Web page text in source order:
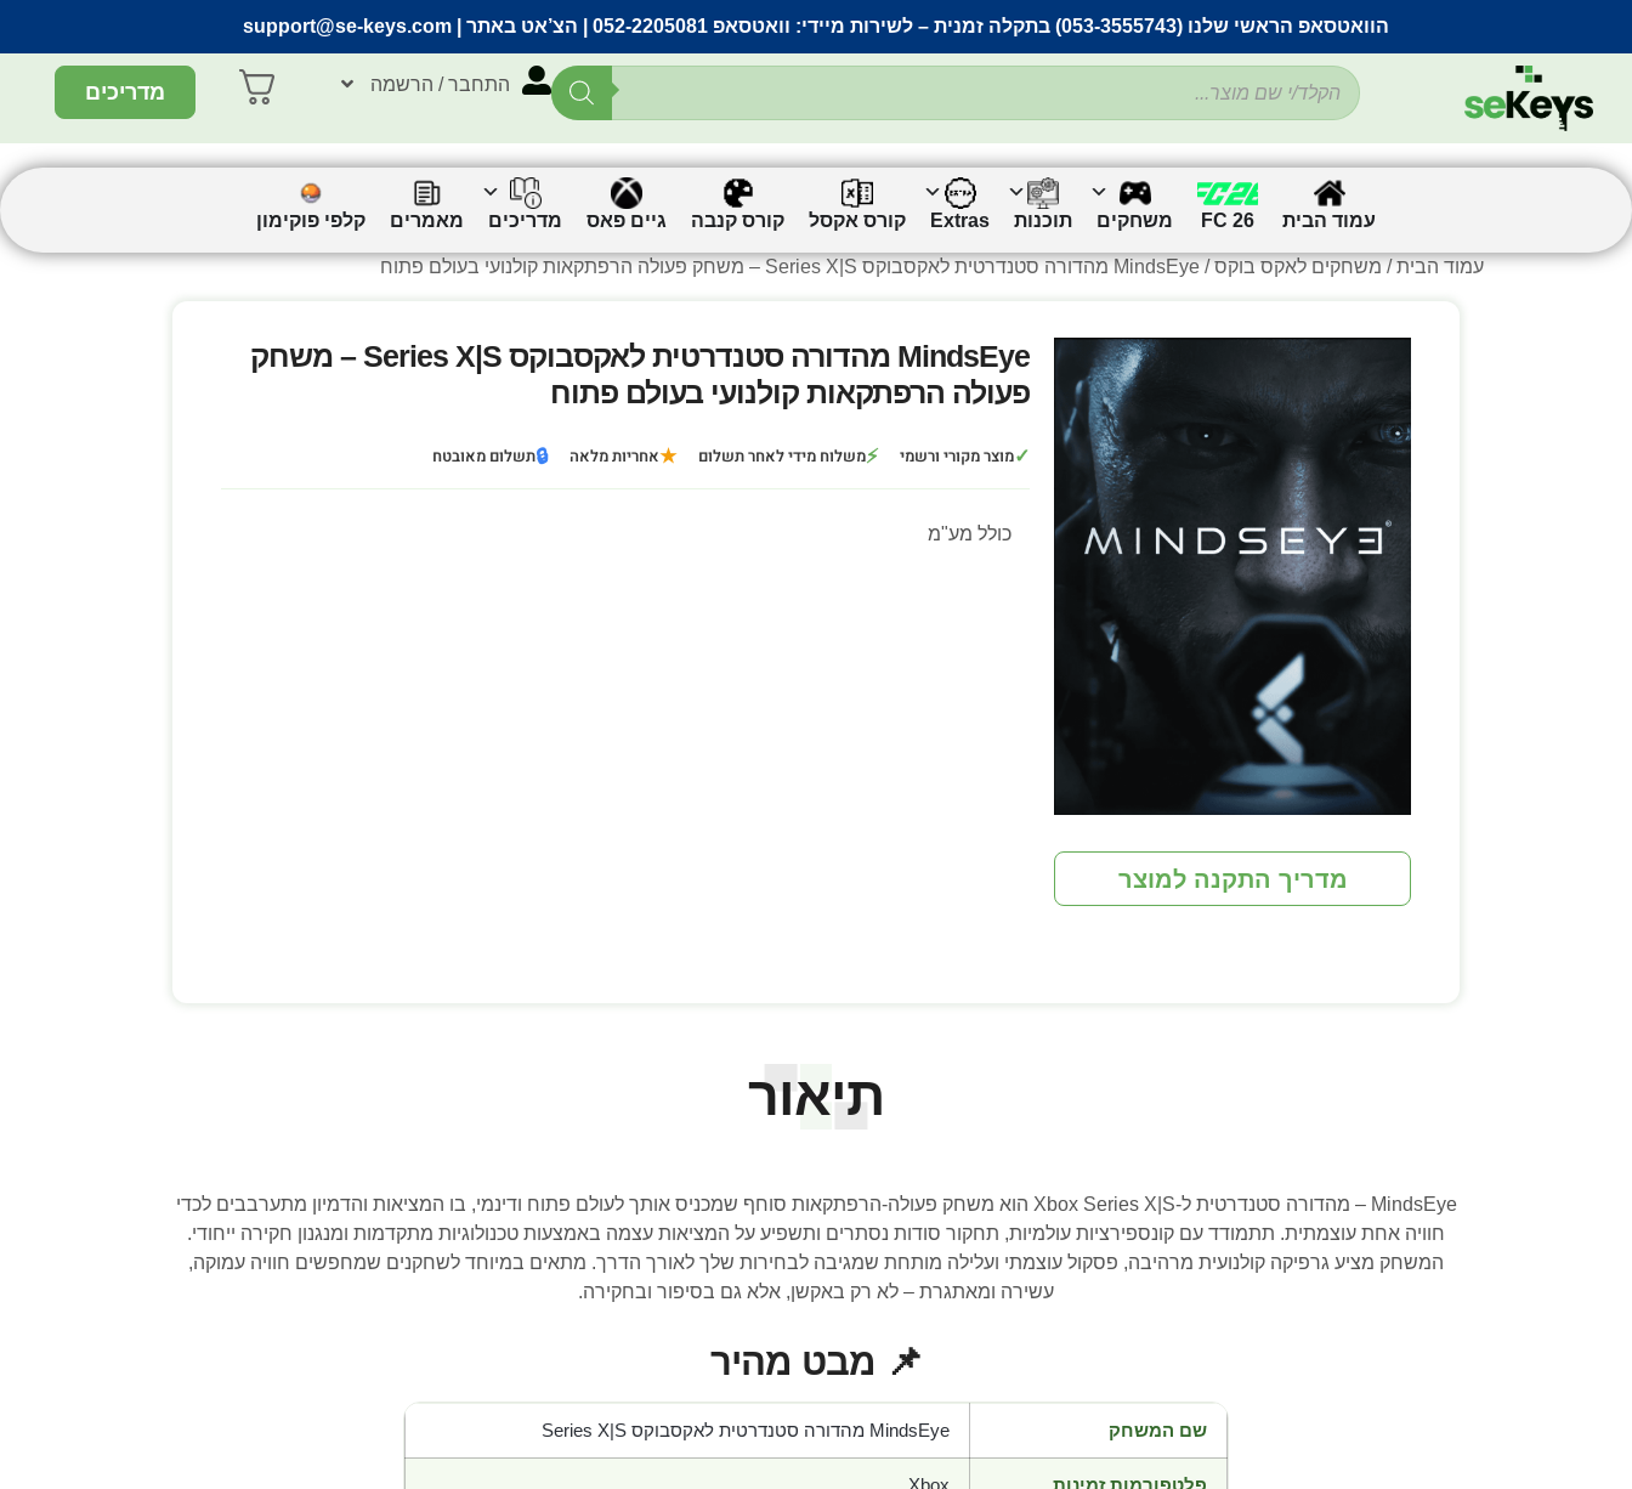
הוואטסאפ הראשי שלנו (053-3555743) בתקלה זמנית – לשירות מיידי: וואטסאפ 052-2205081 | הצ’אט באתר | support@se-keys.com
התחבר / הרשמה מדריכים
עמוד הבית FC 26 משחקים תוכנות Extras קורס אקסל קורס קנבה גיים פאס מדריכים מאמרים קלפי פוקימון
עמוד הבית/משחקים לאקס בוקס/ MindsEye מהדורה סטנדרטית לאקסבוקס Series X|S – משחק פעולה הרפתקאות קולנועי בעולם פתוח
מדריך התקנה למוצר
MindsEye מהדורה סטנדרטית לאקסבוקס Series X|S – משחק
פעולה הרפתקאות קולנועי בעולם פתוח
✓מוצר מקורי ורשמי ⚡משלוח מידי לאחר תשלום ★אחריות מלאה 🔒תשלום מאובטח
כולל מע"מ
תיאור
MindsEye – מהדורה סטנדרטית ל-Xbox Series X|S הוא משחק פעולה-הרפתקאות סוחף שמכניס אותך לעולם פתוח ודינמי, בו המציאות והדמיון מתערבבים לכדי
חוויה אחת עוצמתית. תתמודד עם קונספירציות עולמיות, תחקור סודות נסתרים ותשפיע על המציאות עצמה באמצעות טכנולוגיות מתקדמות ומנגנון חקירה ייחודי.
המשחק מציע גרפיקה קולנועית מרהיבה, פסקול עוצמתי ועלילה מותחת שמגיבה לבחירות שלך לאורך הדרך. מתאים במיוחד לשחקנים שמחפשים חוויה עמוקה,
עשירה ומאתגרת – לא רק באקשן, אלא גם בסיפור ובחקירה.
📌 מבט מהיר
שם המשחק MindsEye מהדורה סטנדרטית לאקסבוקס Series X|S